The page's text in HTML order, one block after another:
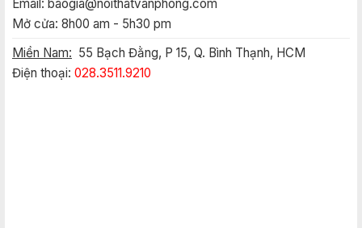
Email: baogia@noithatvanphong.com
Mở cửa: 8h00 am - 5h30 pm
Miền Nam: 55 Bạch Đằng, P 15, Q. Bình Thạnh, HCM
Điện thoại: 028.3511.9210